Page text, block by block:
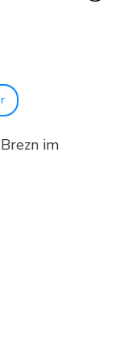
im